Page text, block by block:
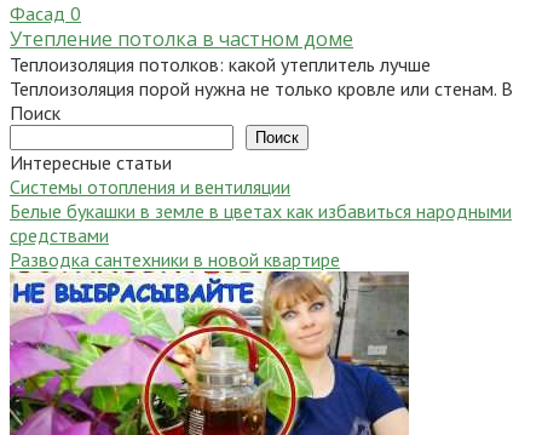
Фасад 0
Утепление потолка в частном доме
Теплоизоляция потолков: какой утеплитель лучше
Теплоизоляция порой нужна не только кровле или стенам. В
Поиск
Поиск
Интересные статьи
Системы отопления и вентиляции
Белые букашки в земле в цветах как избавиться народными
средствами
Разводка сантехники в новой квартире